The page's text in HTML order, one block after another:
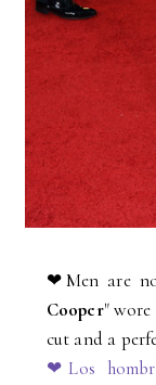
❤Men are
Cooper"
cut and a
❤Los